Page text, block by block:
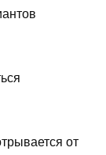
от